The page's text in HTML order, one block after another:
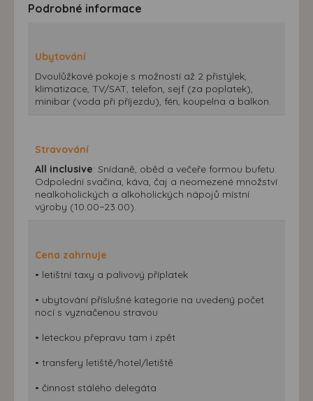
Podrobné informace
Ubytování
Dvoulůžkové pokoje s možností až 2 přistýlek,
klimatizace, TV/SAT, telefon, sejf (za poplatek),
minibar (voda při příjezdu), fén, koupelna a balkon.
Stravování
All inclusive: Snídaně, oběd a večeře formou bufetu.
Odpolední svačina, káva, čaj a neomezené množství
nealkoholických a alkoholických nápojů místní
výroby (10.00−23.00).
Cena zahrnuje
• letištní taxy a palivový příplatek
• ubytování příslušné kategorie na uvedený počet
nocí s vyznačenou stravou
• leteckou přepravu tam i zpět
• transfery letiště/hotel/letiště
• činnost stálého delegáta